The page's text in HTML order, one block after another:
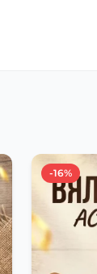
-16%